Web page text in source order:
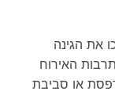
את הגינה
האירוח
או סביבת